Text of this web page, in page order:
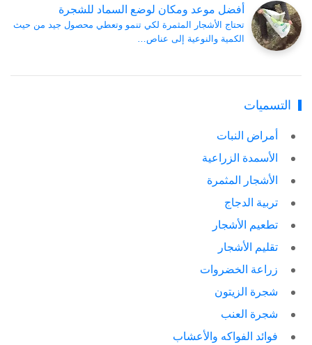
أفضل موعد ومكان لوضع السماد للشجرة
تحتاج الأشجار المثمرة لكي تنمو وتعطي محصول جيد من حيث
الكمية والنوعية إلى عناص…
التسميات
أمراض النبات
الأسمدة الزراعية
الأشجار المثمرة
تربية الدجاج
تطعيم الأشجار
تقليم الأشجار
زراعة الخضروات
شجرة الزيتون
شجرة العنب
فوائد الفواكه والأعشاب